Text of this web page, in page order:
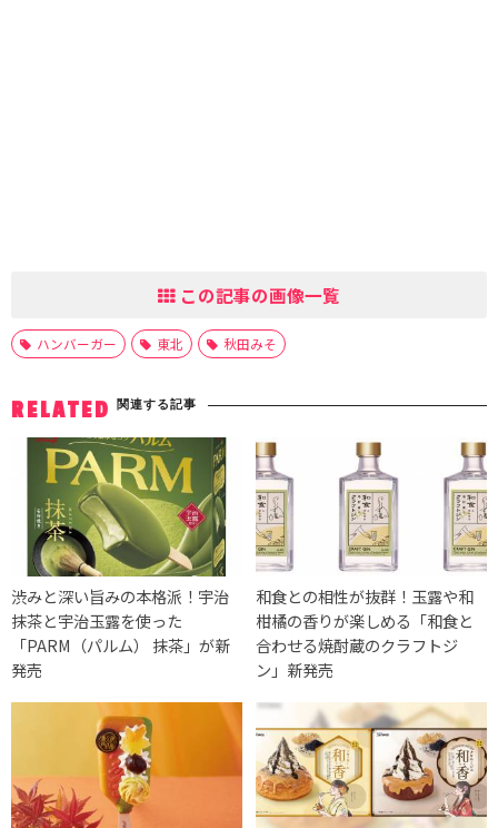
この記事の画像一覧
ハンバーガー 東北 秋田みそ
RELATED 関連する記事
渋みと深い旨みの本格派！宇治
抹茶と宇治玉露を使った
「PARM（パルム） 抹茶」が新
発売
和食との相性が抜群！玉露や和
柑橘の香りが楽しめる「和食と
合わせる焼酎蔵のクラフトジ
ン」新発売